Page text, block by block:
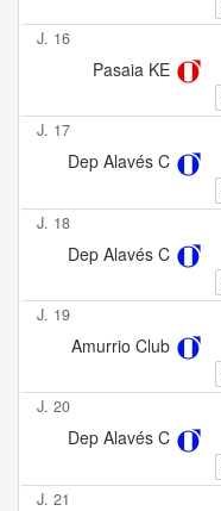
J. 16
Pasaia KE
J. 17
Dep Alavés C
J. 18
Dep Alavés C
J. 19
Amurrio Club
J. 20
Dep Alavés C
J. 21